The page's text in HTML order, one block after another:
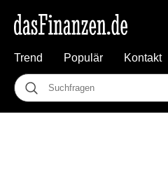
Trend Populär Kontakt